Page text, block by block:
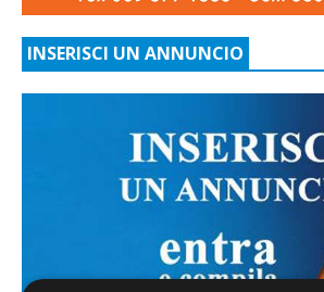
INSERISCI UN ANNUNCIO